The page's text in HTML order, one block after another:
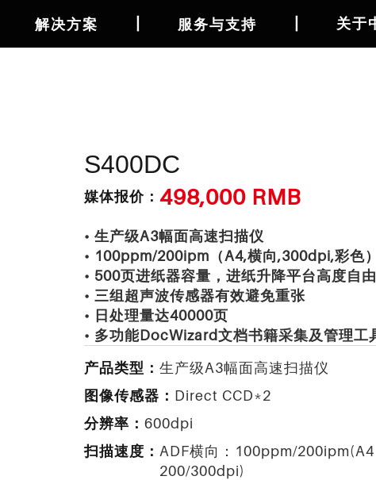
解决方案 服务与支持 关于
S400DC
媒体报价： 498,000 RMB
• 生产级A3幅面高速扫描仪
• 100ppm/200ipm（A4,横向,300dpi,彩色）
• 500页进纸器容量，进纸升降平台高度自
• 三组超声波传感器有效避免重张
• 日处理量达40000页
• 多功能DocWizard文档书籍采集及管理工
产品类型： 生产级A3幅面高速扫描仪
图像传感器： Direct CCD*2
分辨率： 600dpi
扫描速度： ADF横向：100ppm/200ipm(A4
200/300dpi)